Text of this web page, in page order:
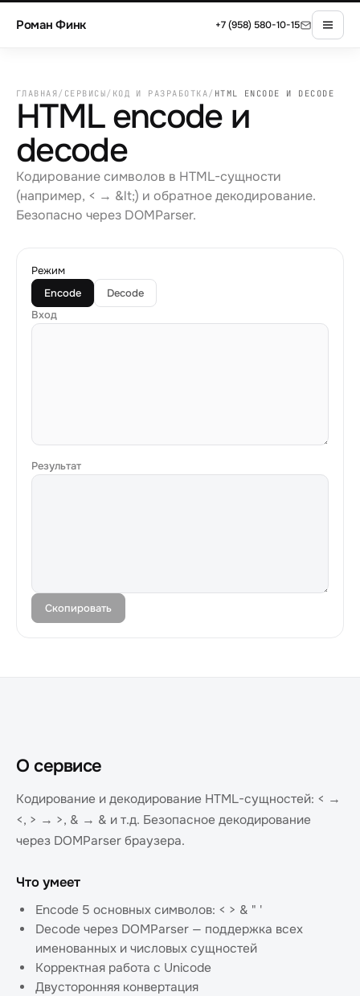
Роман Финк +7 (958) 580-10-15
ГЛАВНАЯ/ СЕРВИСЫ/ КОД И РАЗРАБОТКА/ HTML ENCODE И DECODE
HTML encode и
decode
Кодирование символов в HTML-сущности
(например, < → &lt;) и обратное декодирование.
Безопасно через DOMParser.
Режим
Encode
Decode
Вход
Результат
Скопировать
О сервисе
Кодирование и декодирование HTML-сущностей: < →
<, > → >, & → & и т.д. Безопасное декодирование
через DOMParser браузера.
Что умеет
Encode 5 основных символов: < > & " '
Decode через DOMParser — поддержка всех
именованных и числовых сущностей
Корректная работа с Unicode
Двусторонняя конвертация